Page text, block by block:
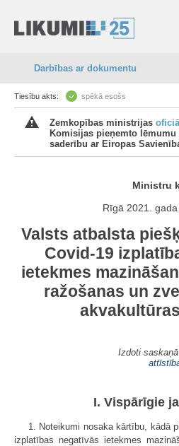
Darbības ar dokumentu
Tiesību akts: spēkā esošs
Zemkopības ministrijas
Komisijas pieņemto
saderību ar Eiropas
Ministru
Rīgā 2021.
Valsts atbalsta
Covid-19
ietekmes
ražošanas un
Izdoti
I. Vispārīgie
1. Noteikumi nosaka kārtību, kādā
izplatības negatīvās ietekmes